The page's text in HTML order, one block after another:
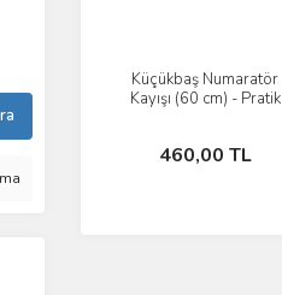
Küçükbaş Numaratör
Kayışı (60 cm) - Pratik
460,00 TL
İncele
Sepete Ekle